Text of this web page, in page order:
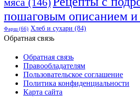
пошаговым описанием и
Фарш(66) Хлеб и сухари (84)
Обратная связь
Обратная связь
Правообладателям
Пользовательское соглашение
Политика конфиденциальности
Карта сайта